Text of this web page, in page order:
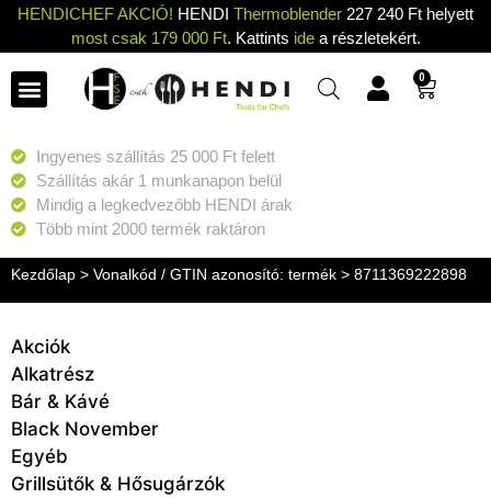
HENDICHEF AKCIÓ! HENDI Thermoblender 227 240 Ft helyett
most csak 179 000 Ft. Kattints idea részletekért.
0
Ingyenes szállítás 25 000 Ft felett
Szállítás akár 1 munkanapon belül
Mindig a legkedvezőbb HENDI árak
Több mint 2000 termék raktáron
Kezdőlap > Vonalkód / GTIN azonosító: termék > 8711369222898
Akciók
Alkatrész
Bár & Kávé
Black November
Egyéb
Grillsütők & Hősugárzók